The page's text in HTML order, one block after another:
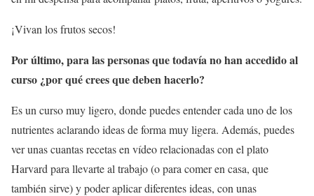
¡Vivan los frutos secos!
Por último, para las personas que todavía no han accedido al
curso ¿por qué crees que deben hacerlo?
Es un curso muy ligero, donde puedes entender cada uno de los
nutrientes aclarando ideas de forma muy ligera. Además, puedes
ver unas cuantas recetas en vídeo relacionadas con el plato
Harvard para llevarte al trabajo (o para comer en casa, que
también sirve) y poder aplicar diferentes ideas, con unas